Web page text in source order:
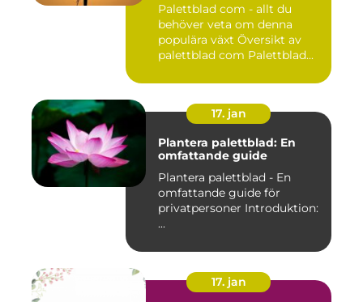
Palettblad com - allt du
behöver veta om denna
populära växt Översikt av
palettblad com Palettblad...
17. jan
Plantera palettblad: En
omfattande guide
Plantera palettblad - En
omfattande guide för
privatpersoner Introduktion:
...
17. jan